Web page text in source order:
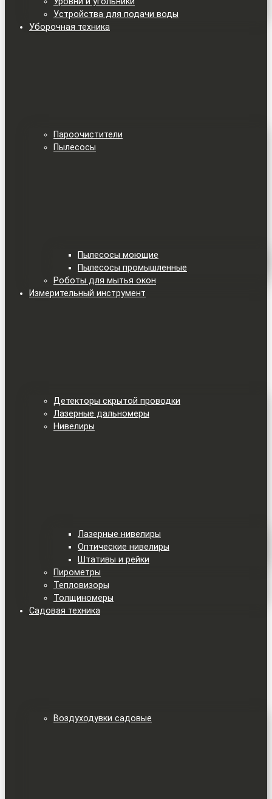
Устройства для подачи воды
Уборочная техника
Пароочистители
Пылесосы
Пылесосы моющие
Пылесосы промышленные
Роботы для мытья окон
Измерительный инструмент
Детекторы скрытой проводки
Лазерные дальномеры
Нивелиры
Лазерные нивелиры
Оптические нивелиры
Штативы и рейки
Пирометры
Тепловизоры
Толщиномеры
Садовая техника
Воздуходувки садовые